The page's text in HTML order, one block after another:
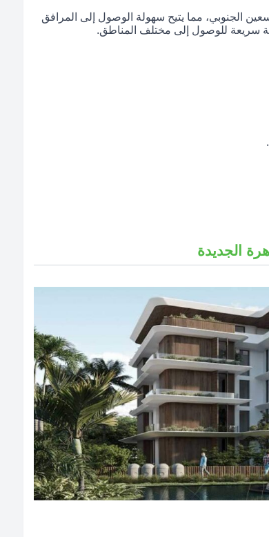
الجنوبي، مما يتيح سهولة الوصول إلى المرافق
سريعة للوصول إلى مختلف المناطق.
الجديدة